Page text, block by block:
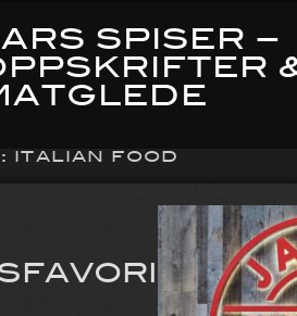
SPISER –
ITALIAN FOOD